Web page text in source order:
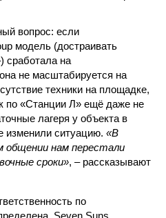
вопрос: если
модель (достраивать
сработала на
не масштабируется на
техники на площадке,
по «Станции Л» ещё даже не
лагеря у объекта в
изменили ситуацию. «В
общении нам перестали
сроки», – рассказывают
по
Seven Suns